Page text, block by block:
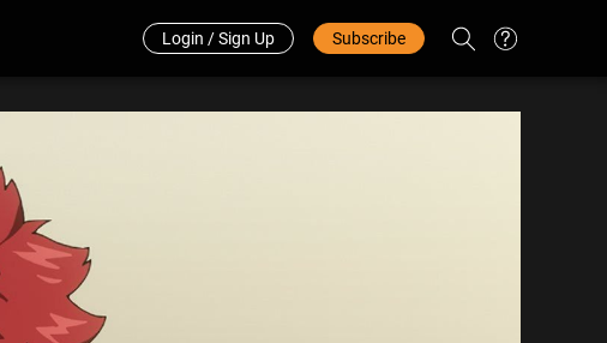
Redeem Code 中文
Login / Sign Up Subscribe